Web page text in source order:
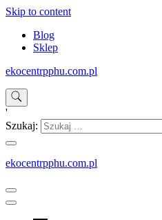
Skip to content
Blog
Sklep
ekocentrpphu.com.pl
'
Szukaj:
ekocentrpphu.com.pl